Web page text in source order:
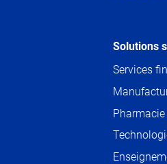
Solutions
Services